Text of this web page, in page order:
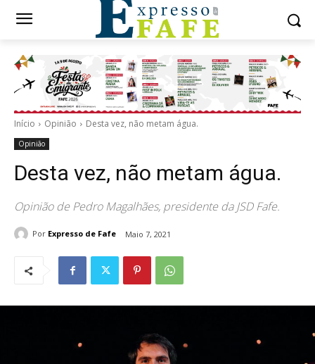
Início Opinião Desta vez, não metam água.
Opinião
Desta vez, não metam água.
Opinião de Pedro Magalhães, presidente da JSD Fafe.
Por Expresso de Fafe Maio 7, 2021